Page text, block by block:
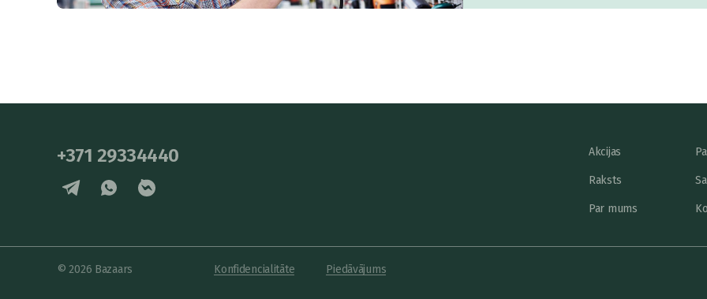
+371 29334440 Akcijas
Raksts
Par mums
© 2026 Bazaars Konfidencialitāte Piedāvājums